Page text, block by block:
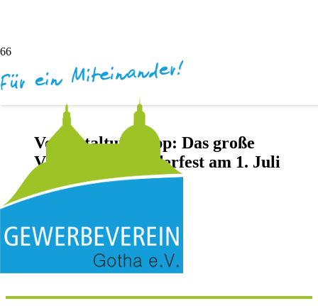
Veranstaltungstipp: Das große
VERSATIO-Kinderfest am 1. Juli
vor 3 Jahren